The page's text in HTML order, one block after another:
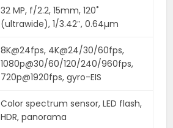
32 MP, f/2.2, 15mm, 120˚
(ultrawide), 1/3.42″, 0.64µm
8K@24fps, 4K@24/30/60fps,
1080p@30/60/120/240/960fps,
720p@1920fps, gyro-EIS
Color spectrum sensor, LED flash,
HDR, panorama